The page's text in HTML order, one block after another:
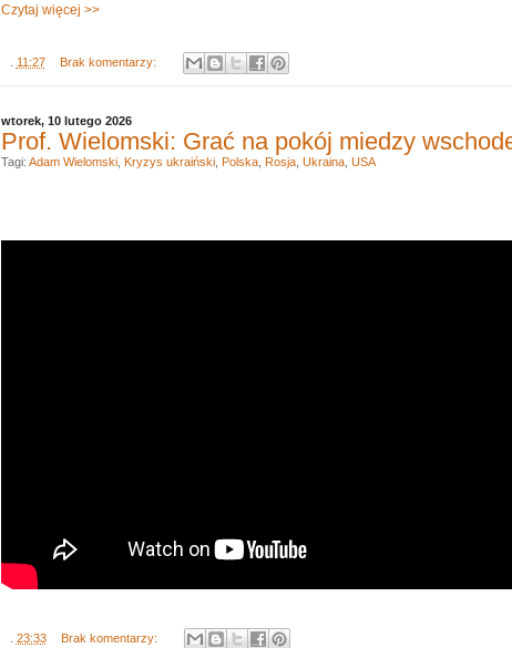
Czytaj więcej >>
11:27 Brak komentarzy:
wtorek, 10 lutego 2026
Prof. Wielomski: Grać na pokój miedzy
23:33 Brak komentarzy:
Tagi: Adam Wielomski, Kryzys ukraiński, Polska, Rosja, Ukraina, USA